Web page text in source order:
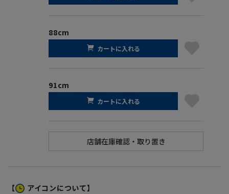
88cm
カートに入れる
91cm
カートに入れる
【 アイコンについて】